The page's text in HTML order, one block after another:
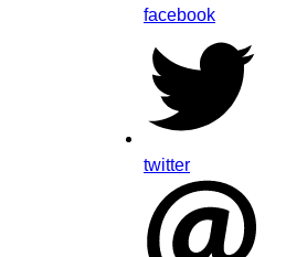
facebook
twitter